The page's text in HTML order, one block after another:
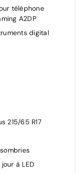
réglables
pare-soleils
téléphone
A2DP
digital
215/65 R17
à LED